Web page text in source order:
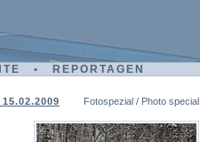
• REPORTAGEN
Fotospezial / Photo special